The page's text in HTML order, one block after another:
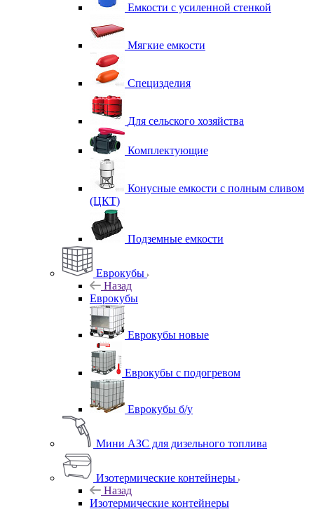
Емкости с усиленной стенкой
Мягкие емкости
Специзделия
Для сельского хозяйства
Комплектующие
Конусные емкости с полным сливом
(ЦКТ)
Подземные емкости
Еврокубы
Назад
Еврокубы
Еврокубы новые
Еврокубы с подогревом
Еврокубы б/у
Мини АЗС для дизельного топлива
Изотермические контейнеры
Назад
Изотермические контейнеры